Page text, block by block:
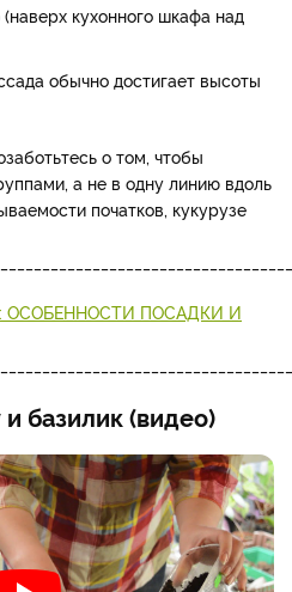
кухонного шкафа над
обычно достигает высоты
о том, чтобы
а не в одну линию вдоль
початков, кукурузе
ОСОБЕННОСТИ ПОСАДКИ И
и базилик (видео)